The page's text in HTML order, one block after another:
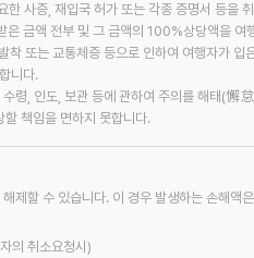
사증, 재입국 허가 또는 각종 증명서 등을
은 금액 전부 및 그 금액의 100%상당액을 여
또는 교통체증 등으로 인하여 여행자가 입
니다.
령, 인도, 보관 등에 관하여 주의를 해태(懈
할 책임을 면하지 못합니다.
제할 수 있습니다. 이 경우 발생하는 손해액
의 취소요청시)